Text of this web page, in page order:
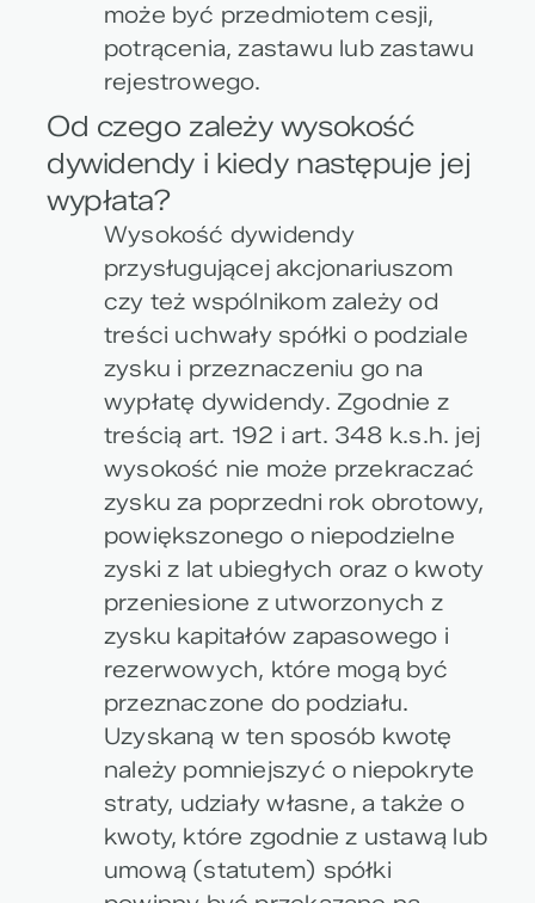
może być przedmiotem cesji,
potrącenia, zastawu lub zastawu
rejestrowego.
Od czego zależy wysokość
dywidendy i kiedy następuje jej
wypłata?
Wysokość dywidendy
przysługującej akcjonariuszom
czy też wspólnikom zależy od
treści uchwały spółki o podziale
zysku i przeznaczeniu go na
wypłatę dywidendy. Zgodnie z
treścią art. 192 i art. 348 k.s.h. jej
wysokość nie może przekraczać
zysku za poprzedni rok obrotowy,
powiększonego o niepodzielne
zyski z lat ubiegłych oraz o kwoty
przeniesione z utworzonych z
zysku kapitałów zapasowego i
rezerwowych, które mogą być
przeznaczone do podziału.
Uzyskaną w ten sposób kwotę
należy pomniejszyć o niepokryte
straty, udziały własne, a także o
kwoty, które zgodnie z ustawą lub
umową (statutem) spółki